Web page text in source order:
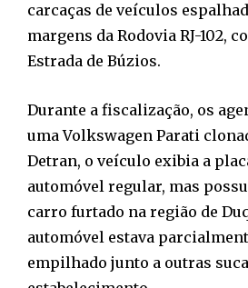
carcaças de veículos
margens da Rodovia RJ-102,
Estrada de Búzios.
Durante a fiscalização, os
uma Volkswagen Parati
Detran, o veículo exibia a
automóvel regular, mas
carro furtado na região de
automóvel estava
empilhado junto a outras